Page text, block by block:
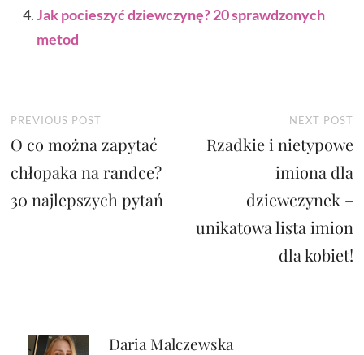
Jak pocieszyć dziewczynę? 20 sprawdzonych
metod
Nawigacja
wpisu
PREVIOUS POST
post:
O co można zapytać
chłopaka na randce?
30 najlepszych pytań
NEXT POST
Rzadkie i nietypowe
imiona dla
dziewczynek –
unikatowa lista imion
dla kobiet!
Daria Malczewska